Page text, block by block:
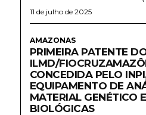
11 de julho de 2025
AMAZONAS
PRIMEIRA PATENTE
ILMD/
CONCEDIDA PELO
EQUIPAMENTO DE
MATERIAL GENÉTICO
BIOLÓGICAS